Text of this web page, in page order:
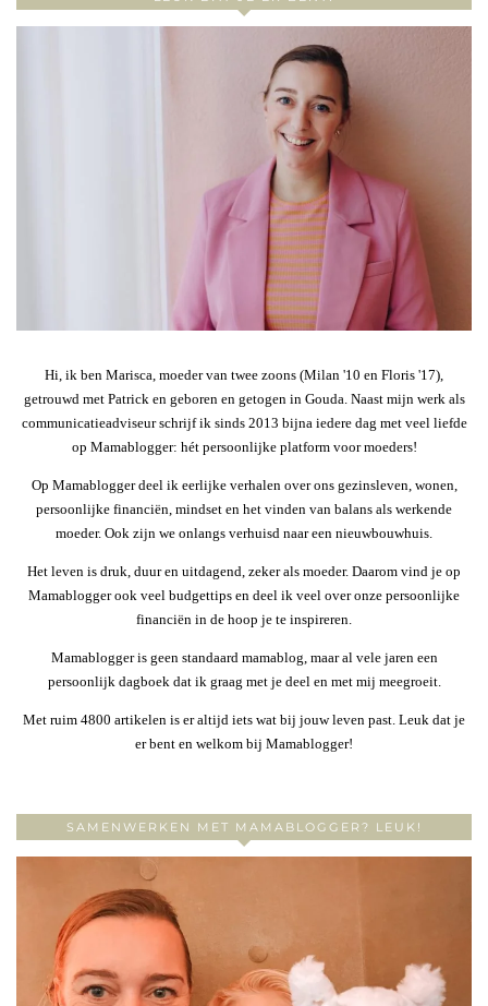
Hi, ik ben Marisca, moeder van twee zoons (Milan '10 en Floris '17),
getrouwd met Patrick en geboren en getogen in Gouda. Naast mijn werk als
communicatieadviseur schrijf ik sinds 2013 bijna iedere dag met veel liefde
op Mamablogger: hét persoonlijke platform voor moeders!
Op Mamablogger deel ik eerlijke verhalen over ons gezinsleven, wonen,
persoonlijke financiën, mindset en het vinden van balans als werkende
moeder. Ook zijn we onlangs verhuisd naar een nieuwbouwhuis.
Het leven is druk, duur en uitdagend, zeker als moeder. Daarom vind je op
Mamablogger ook veel budgettips en deel ik veel over onze persoonlijke
financiën in de hoop je te inspireren.
Mamablogger is geen standaard mamablog, maar al vele jaren een
persoonlijk dagboek dat ik graag met je deel en met mij meegroeit.
Met ruim 4800 artikelen is er altijd iets wat bij jouw leven past. Leuk dat je
er bent en welkom bij Mamablogger!
SAMENWERKEN MET MAMABLOGGER? LEUK!